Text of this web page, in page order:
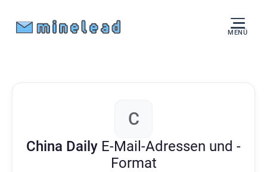
MENÜ
C
China Daily E-Mail-Adressen und -
Format